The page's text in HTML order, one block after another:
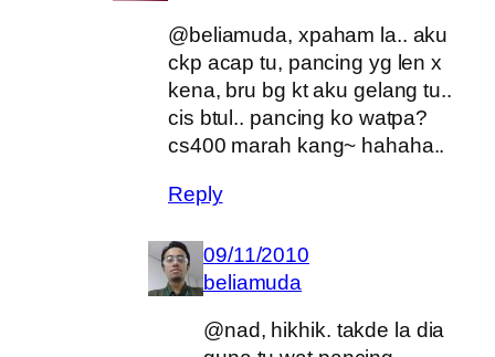
@beliamuda, xpaham la.. aku
ckp acap tu, pancing yg len x
kena, bru bg kt aku gelang tu..
cis btul.. pancing ko watpa?
cs400 marah kang~ hahaha..
Reply
09/11/2010
beliamuda
@nad, hikhik. takde la dia